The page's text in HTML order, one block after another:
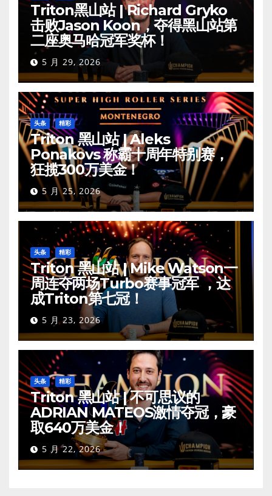
Triton黑山站 | Richard Gryko
击败Jason Koon，夺得黑山站第
二座奥马哈冠军奖杯！
5 月 29, 2026
头条 精彩
Triton 黑山站 | Aleks
Ponakovs 称霸十周年特别赛，
狂揽300万美金！
5 月 25, 2026
头条 精彩
Triton 黑山站 | Mike Watson一
周连夺两场Turbo赛事冠军 ，达
成Triton第七冠！
5 月 23, 2026
头条 精彩
Triton 黑山站 | 不可思议的
ADRIAN MATEOS激情夺冠，豪
取640万美金！
5 月 22, 2026